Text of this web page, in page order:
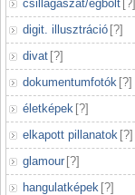
csillagászat/égbolt [?]
digit. illusztráció [?]
divat [?]
dokumentumfotók [?]
életképek [?]
elkapott pillanatok [?]
glamour [?]
hangulatképek [?]